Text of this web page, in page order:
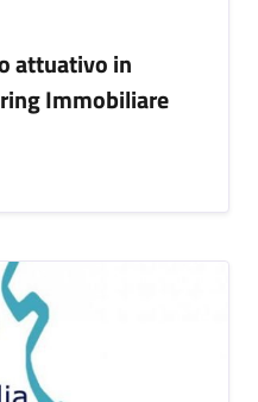
attuativo in
Immobiliare